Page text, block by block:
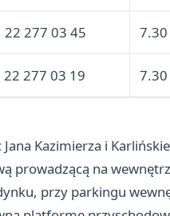
277 03 45
277 03 19
Kazimierza i
prowadzącą na
przy parkingu